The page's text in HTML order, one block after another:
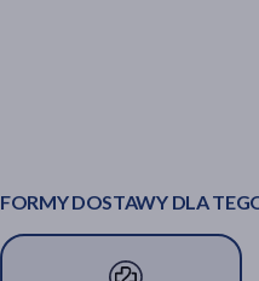
FORMY DOSTAWY DLA